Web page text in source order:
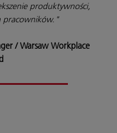
produktywności,
pracowników."
/ Warsaw Workplace